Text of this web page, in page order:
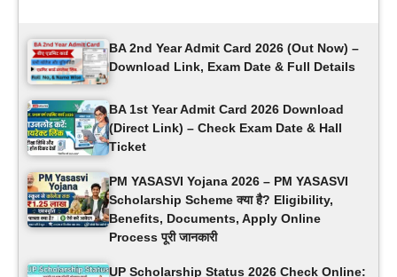
BA 2nd Year Admit Card 2026 (Out Now) –
Download Link, Exam Date & Full Details
BA 1st Year Admit Card 2026 Download
(Direct Link) – Check Exam Date & Hall
Ticket
PM YASASVI Yojana 2026 – PM YASASVI
Scholarship Scheme क्या है? Eligibility,
Benefits, Documents, Apply Online
Process पूरी जानकारी
UP Scholarship Status 2026 Check Online: